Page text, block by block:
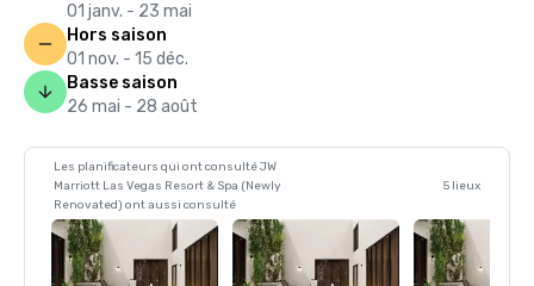
01 janv. - 23 mai
Hors saison
01 nov. - 15 déc.
Basse saison
26 mai - 28 août
Les planificateurs qui ont consulté JW
Marriott Las Vegas Resort & Spa (Newly
Renovated) ont aussi consulté
5 lieux